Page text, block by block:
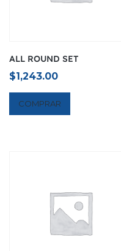
ALL ROUND SET
$1,243.00
COMPRAR